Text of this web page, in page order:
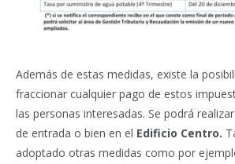
Además de estas medidas, existe la
fraccionar cualquier pago de estos
las personas interesadas. Se podrá
de entrada o bien en el Edificio Centro.
adoptado otras medidas como por